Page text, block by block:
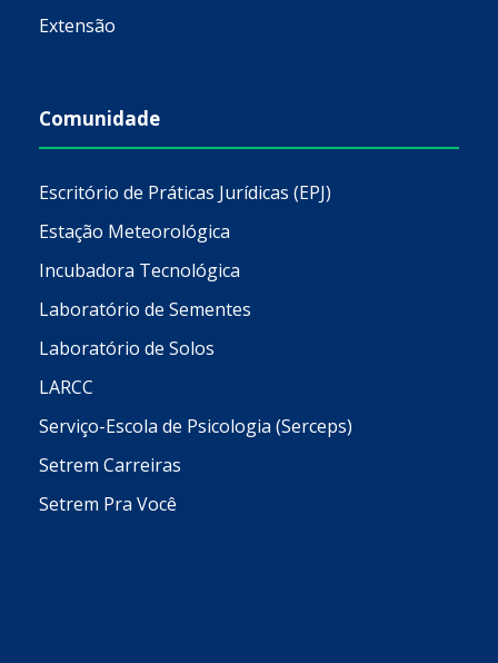
Extensão
Comunidade
Escritório de Práticas Jurídicas (EPJ)
Estação Meteorológica
Incubadora Tecnológica
Laboratório de Sementes
Laboratório de Solos
LARCC
Serviço-Escola de Psicologia (Serceps)
Setrem Carreiras
Setrem Pra Você